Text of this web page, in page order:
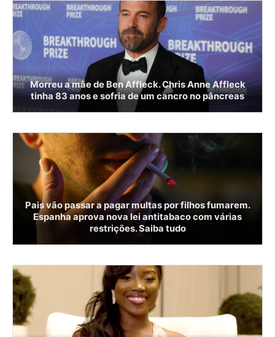
Morreu a mãe de Ben Affleck. Chris Anne Affleck
tinha 83 anos e sofria de um cancro no pâncreas
Pais vão passar a pagar multas por filhos fumarem.
Espanha aprova nova lei antitabaco com várias
restrições. Saiba tudo